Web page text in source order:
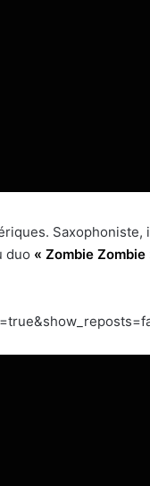
duo « Zombie Zombie